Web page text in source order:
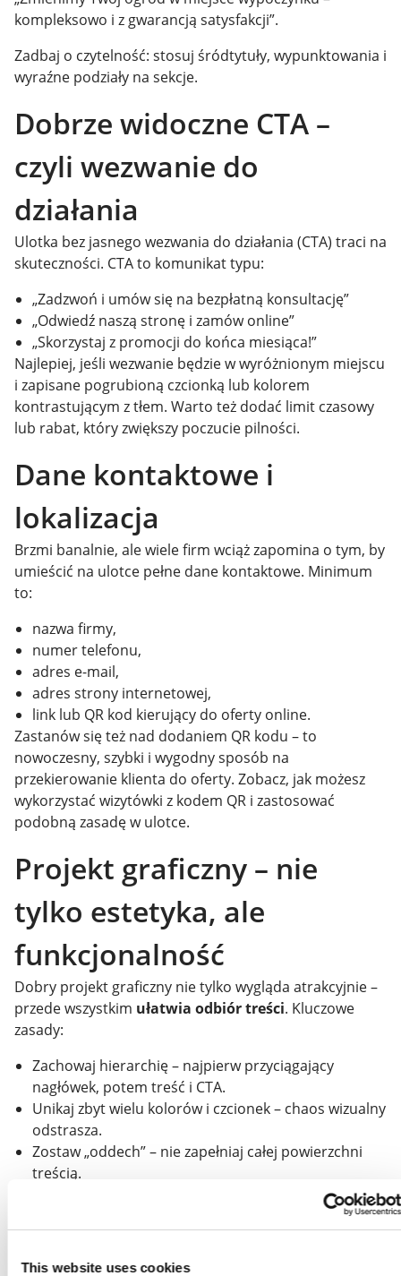
This website uses cookies
kompleksowo i z gwarancją satysfakcji”.
Zadbaj o czytelność: stosuj śródtytuły, wypunktowania i
wyraźne podziały na sekcje.
Dobrze widoczne CTA –
czyli wezwanie do
działania
Ulotka bez jasnego wezwania do działania (CTA) traci na
skuteczności. CTA to komunikat typu:
„Zadzwoń i umów się na bezpłatną konsultację”
„Odwiedź naszą stronę i zamów online”
„Skorzystaj z promocji do końca miesiąca!”
Najlepiej, jeśli wezwanie będzie w wyróżnionym miejscu
i zapisane pogrubioną czcionką lub kolorem
kontrastującym z tłem. Warto też dodać limit czasowy
lub rabat, który zwiększy poczucie pilności.
Dane kontaktowe i
lokalizacja
Brzmi banalnie, ale wiele firm wciąż zapomina o tym, by
umieścić na ulotce pełne dane kontaktowe. Minimum
to:
nazwa firmy,
numer telefonu,
adres e-mail,
adres strony internetowej,
link lub QR kod kierujący do oferty online.
Zastanów się też nad dodaniem QR kodu – to
nowoczesny, szybki i wygodny sposób na
przekierowanie klienta do oferty. Zobacz, jak możesz
wykorzystać wizytówki z kodem QR i zastosować
podobną zasadę w ulotce.
Projekt graficzny – nie
tylko estetyka, ale
funkcjonalność
Dobry projekt graficzny nie tylko wygląda atrakcyjnie –
przede wszystkim ułatwia odbiór treści. Kluczowe
zasady:
Zachowaj hierarchię – najpierw przyciągający
nagłówek, potem treść i CTA.
Unikaj zbyt wielu kolorów i czcionek – chaos wizualny
odstrasza.
Zostaw „oddech” – nie zapełniaj całej powierzchni
treścią.
. Dzięki niemu możesz stworzyć
zgodnie z zasadami projektowania.